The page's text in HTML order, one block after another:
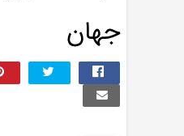
جهان